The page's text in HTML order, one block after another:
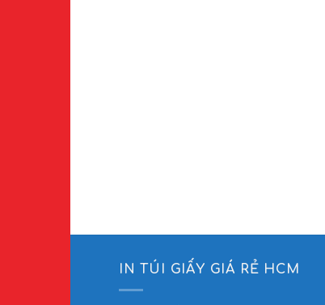
IN TÚI GIẤY GIÁ RẺ HCM